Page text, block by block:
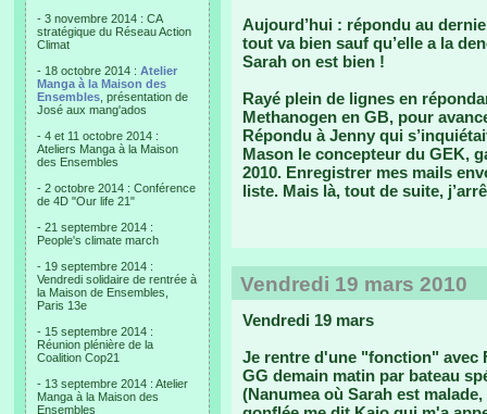
- 3 novembre 2014 : CA
stratégique du Réseau Action
Climat
- 18 octobre 2014 : Atelier
Manga à la Maison des
Ensembles , présentation de
José aux mang'ados
- 4 et 11 octobre 2014 :
Ateliers Manga à la Maison
des Ensembles
- 2 octobre 2014 : Conférence
de 4D "Our life 21"
- 21 septembre 2014 :
People's climate march
- 19 septembre 2014 :
Vendredi solidaire de rentrée à
la Maison de Ensembles,
Paris 13e
- 15 septembre 2014 :
Réunion plénière de la
Coalition Cop21
- 13 septembre 2014 : Atelier
Manga à la Maison des
Ensembles
Aujourd’hui : répondu au
tout va bien sauf qu’elle a la
Sarah on est bien !
Rayé plein de lignes en
Methanogen en GB, pour
Répondu à Jenny qui
Mason le concepteur du GEK,
2010. Enregistrer mes mails
liste. Mais là, tout de suite,
Vendredi 19 mars 2010
Vendredi 19 mars
Je rentre d'une "fonction" avec
GG demain matin par bateau
(Nanumea où Sarah est